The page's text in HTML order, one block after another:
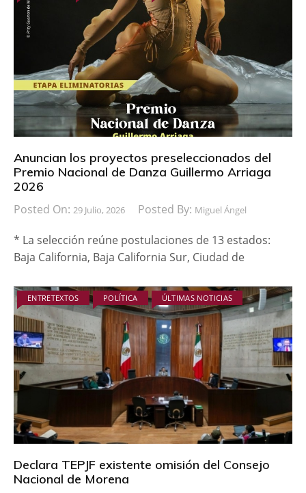
Anuncian los proyectos preseleccionados del
Premio Nacional de Danza Guillermo Arriaga
2026
Posted On: 29 Julio, 2026 Posted By: Miguel Ángel
* La selección reúne postulaciones de 13 estados:
Baja California, Baja California Sur, Ciudad de
ENTRETEXTOS POLÍTICA ÚLTIMAS NOTICIAS
Declara TEPJF existente omisión del Consejo
Nacional de Morena